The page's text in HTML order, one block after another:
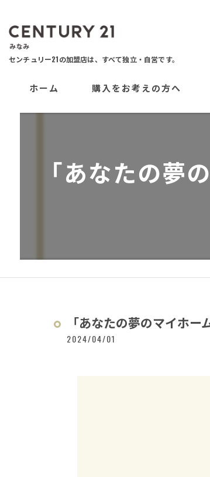
ホーム 購入をお考えの方へ
「あなたの夢
「あなたの夢のマイホ
2024/04/01